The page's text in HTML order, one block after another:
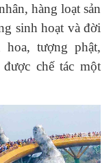
hàng loạt sản
sinh hoạt và đời
tượng phật,
chế tác một